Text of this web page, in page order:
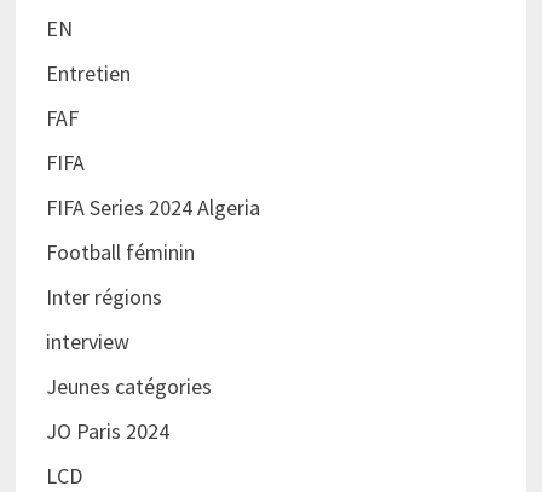
EN
Entretien
FAF
FIFA
FIFA Series 2024 Algeria
Football féminin
Inter régions
interview
Jeunes catégories
JO Paris 2024
LCD